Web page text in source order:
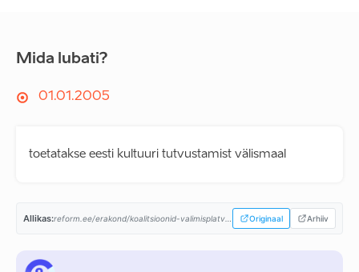
Mida lubati?
01.01.2005
toetatakse eesti kultuuri tutvustamist välismaal
Allikas: Originaal Arhiiv